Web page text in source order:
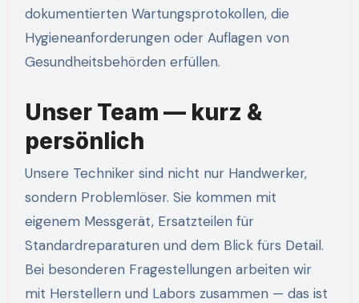
dokumentierten Wartungsprotokollen, die
Hygieneanforderungen oder Auflagen von
Gesundheitsbehörden erfüllen.
Unser Team — kurz &
persönlich
Unsere Techniker sind nicht nur Handwerker,
sondern Problemlöser. Sie kommen mit
eigenem Messgerät, Ersatzteilen für
Standardreparaturen und dem Blick fürs Detail.
Bei besonderen Fragestellungen arbeiten wir
mit Herstellern und Labors zusammen — das ist